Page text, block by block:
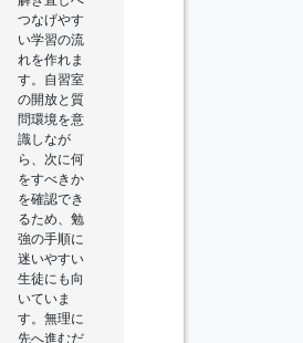
つなげやす
い学習の流
れを作れま
す。自習室
の開放と質
問環境を意
識しなが
ら、次に何
をすべきか
を確認でき
るため、勉
強の手順に
迷いやすい
生徒にも向
いていま
す。無理に
先へ進むだ